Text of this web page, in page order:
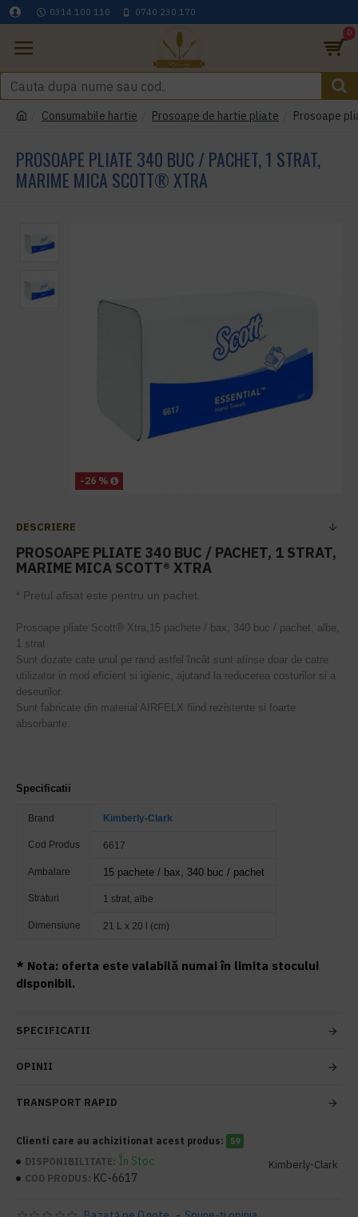
0314 100 110 0740 230 170
0
Consumabile hartie Prosoape de hartie pliate Prosoape
PROSOAPE PLIATE 340 BUC / PACHET, 1 STRAT,
MARIME MICA SCOTT® XTRA
-26 %
DESCRIERE
PROSOAPE PLIATE 340 BUC / PACHET, 1 STRAT,
MARIME MICA SCOTT® XTRA
* Pretul afisat este pentru un pachet.
Prosoape pliate Scott® Xtra,15 pachete / bax, 340 buc / pachet, albe,
1 strat
Sunt dozate cate unul pe rand astfel încât sunt atinse doar de catre
utilizator in mod eficient si igienic, ajutand la reducerea costurilor si a
deseurilor.
Sunt fabricate din material AIRFELX fiind rezistente si foarte
absorbante.
Specificatii
Brand Kimberly-Clark
Cod Produs 6617
Ambalare 15 pachete / bax, 340 buc / pachet​
Straturi 1 strat, albe
Dimensiune 21 L x 20 l (cm)
* Nota: oferta este valabilă numai în limita stocului
disponibil.
SPECIFICATII
OPINII
TRANSPORT RAPID
Clienti care au achizitionat acest produs: 59
DISPONIBILITATE: În Stoc
COD PRODUS: KC-6617
Kimberly-Clark